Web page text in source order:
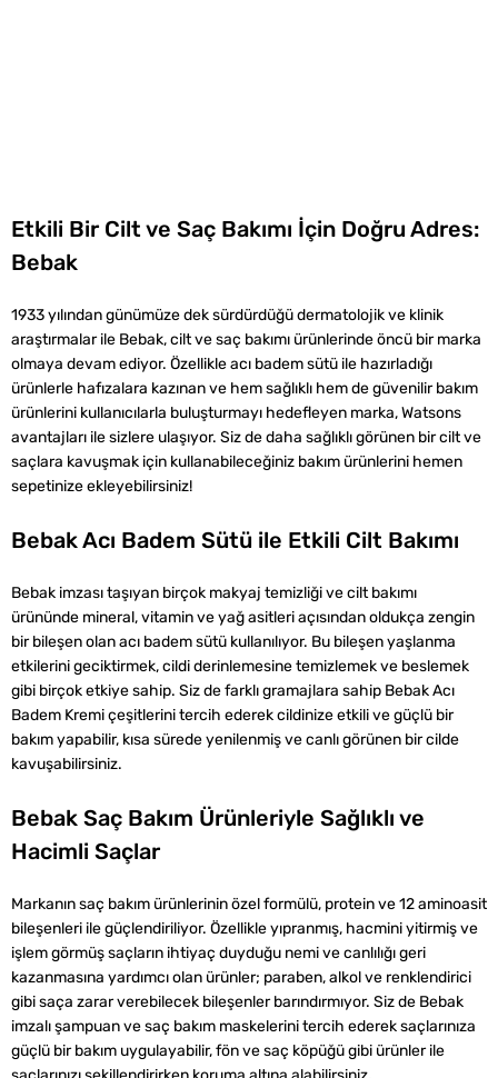
Etkili Bir Cilt ve Saç Bakımı İçin Doğru Adres:
Bebak
1933 yılından günümüze dek sürdürdüğü dermatolojik ve klinik
araştırmalar ile Bebak, cilt ve saç bakımı ürünlerinde öncü bir marka
olmaya devam ediyor. Özellikle acı badem sütü ile hazırladığı
ürünlerle hafızalara kazınan ve hem sağlıklı hem de güvenilir bakım
ürünlerini kullanıcılarla buluşturmayı hedefleyen marka, Watsons
avantajları ile sizlere ulaşıyor. Siz de daha sağlıklı görünen bir cilt ve
saçlara kavuşmak için kullanabileceğiniz bakım ürünlerini hemen
sepetinize ekleyebilirsiniz!
Bebak Acı Badem Sütü ile Etkili Cilt Bakımı
Bebak imzası taşıyan birçok makyaj temizliği ve cilt bakımı
ürününde mineral, vitamin ve yağ asitleri açısından oldukça zengin
bir bileşen olan acı badem sütü kullanılıyor. Bu bileşen yaşlanma
etkilerini geciktirmek, cildi derinlemesine temizlemek ve beslemek
gibi birçok etkiye sahip. Siz de farklı gramajlara sahip Bebak Acı
Badem Kremi çeşitlerini tercih ederek cildinize etkili ve güçlü bir
bakım yapabilir, kısa sürede yenilenmiş ve canlı görünen bir cilde
kavuşabilirsiniz.
Bebak Saç Bakım Ürünleriyle Sağlıklı ve
Hacimli Saçlar
Markanın saç bakım ürünlerinin özel formülü, protein ve 12 aminoasit
bileşenleri ile güçlendiriliyor. Özellikle yıpranmış, hacmini yitirmiş ve
işlem görmüş saçların ihtiyaç duyduğu nemi ve canlılığı geri
kazanmasına yardımcı olan ürünler; paraben, alkol ve renklendirici
gibi saça zarar verebilecek bileşenler barındırmıyor. Siz de Bebak
imzalı şampuan ve saç bakım maskelerini tercih ederek saçlarınıza
güçlü bir bakım uygulayabilir, fön ve saç köpüğü gibi ürünler ile